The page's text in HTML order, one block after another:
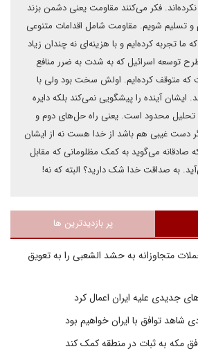
فکر می‌کنند مقاومت یعنی دشمن بزند
و تسلیم شویم. مقاومت شامل اقدامات متنوعی
تجربه کرده‌ایم و با هزینه‌ای نه چندان زیاد
توسعه اسرائیل که به شدت به ضرر منافع
که متوقف کرده‌ایم. اولش سخت بود ولی با
آینده را پیشگویی نمی‌کند بلکه دایره
تحلیل محدود است. یعنی راه‌ حل‌های دوم و
دست غیبی هم باشد از خدا هست نه از ایشان
می‌گوید به کمک مظلومانی که مقابل
به صداقت خدا شک دارید؟ البته که نه!
پر بازدیدترین ها
متجاوزانه به حشد الشعبی را به تعویق
جدیدی علیه ایران اعمال کرد
توافق با ایران خواهیم بود
مکه به ثبات در منطقه کمک کند